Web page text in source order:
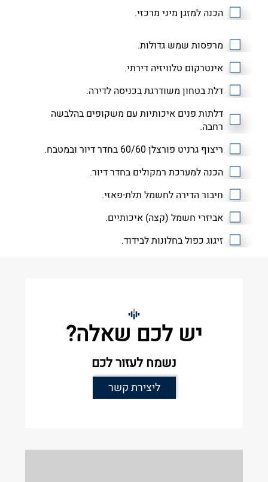
הכנה למזגן מיני מרכזי.
מרפסות שמש גדולות.
אינטרקום טלוויזיה דירתי.
דלת בטחון משודרגת בכניסה לדירה.
דלתות פנים איכותיות עם משקופים בהלבשה
רחבה.
ריצוף גרניט פורצלן 60/60 בחדר דיור ובמטבח.
הכנה למערכת רמקולים בחדר דיור.
חיבור הדירה לחשמל תלת-פאזי.
אביזרי חשמל (קצה) איכותיים.
זיגוג כפול בחלונות לבידוד.
יש לכם שאלה?
נשמח לעזור לכם
ליצירת קשר